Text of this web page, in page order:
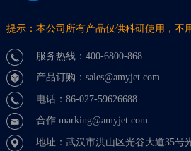
提示：本公司所有产品仅供科研使用，不
服务热线：400-6800-868
产品订购：sales@amyjet.com
电话：86-027-59626688
合作:marking@amyjet.com
地址：武汉市洪山区光谷大道35号